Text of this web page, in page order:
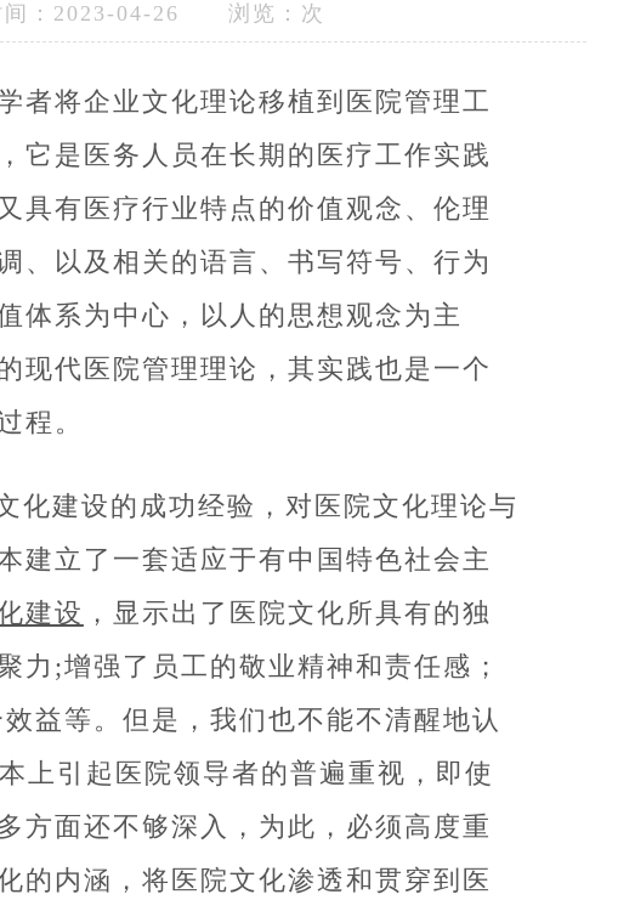
2023-04-26 浏览： 次
者将企业文化理论移植到医院管理工
它是医务人员在长期的医疗工作实践
具有医疗行业特点的价值观念、伦理
、以及相关的语言、书写符号、行为
体系为中心，以人的思想观念为主
现代医院管理理论，其实践也是一个
程。
化建设的成功经验，对医院文化理论与
建立了一套适应于有中国特色社会主
建设 ，显示出了医院文化所具有的独
力;增强了员工的敬业精神和责任感；
益等。但是，我们也不能不清醒地认
上引起医院领导者的普遍重视，即使
方面还不够深入，为此，必须高度重
的内涵，将医院文化渗透和贯穿到医